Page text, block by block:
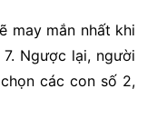
may mắn nhất khi
Ngược lại, người
các con số 2,